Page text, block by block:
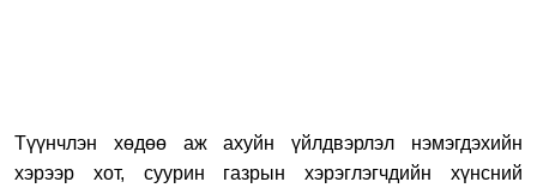
Түүнчлэн хөдөө аж ахуйн үйлдвэрлэл нэмэгдэхийн
хэрээр хот, суурин газрын хэрэглэгчдийн хүнсний